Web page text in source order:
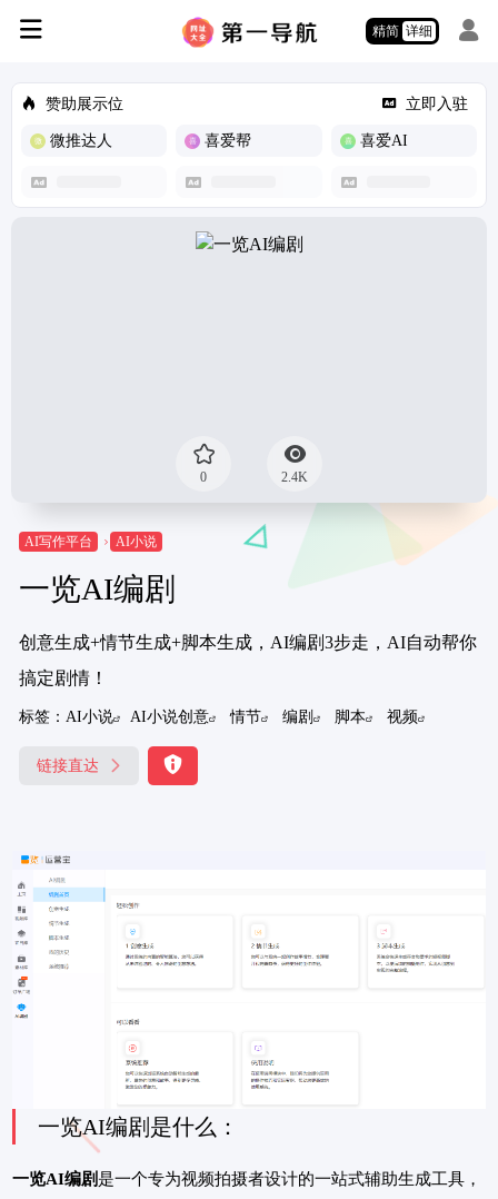
精简 详细
赞助展示位 立即入驻
微推达人 喜爱帮 喜爱AI
0 2.4K
AI写作平台 AI小说
一览AI编剧
创意生成+情节生成+脚本生成，AI编剧3步走，AI自动帮你
搞定剧情！
标签： AI小说 AI小说创意 情节 编剧 脚本 视频
链接直达
一览AI编剧是什么：
一览AI编剧是一个专为视频拍摄者设计的一站式辅助生成工具，